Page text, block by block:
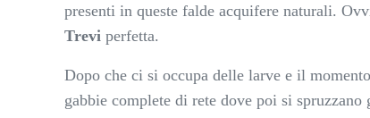
presenti in queste falde acquifere naturali.
Trevi perfetta.
Dopo che ci si occupa delle larve e il
gabbie complete di rete dove poi si